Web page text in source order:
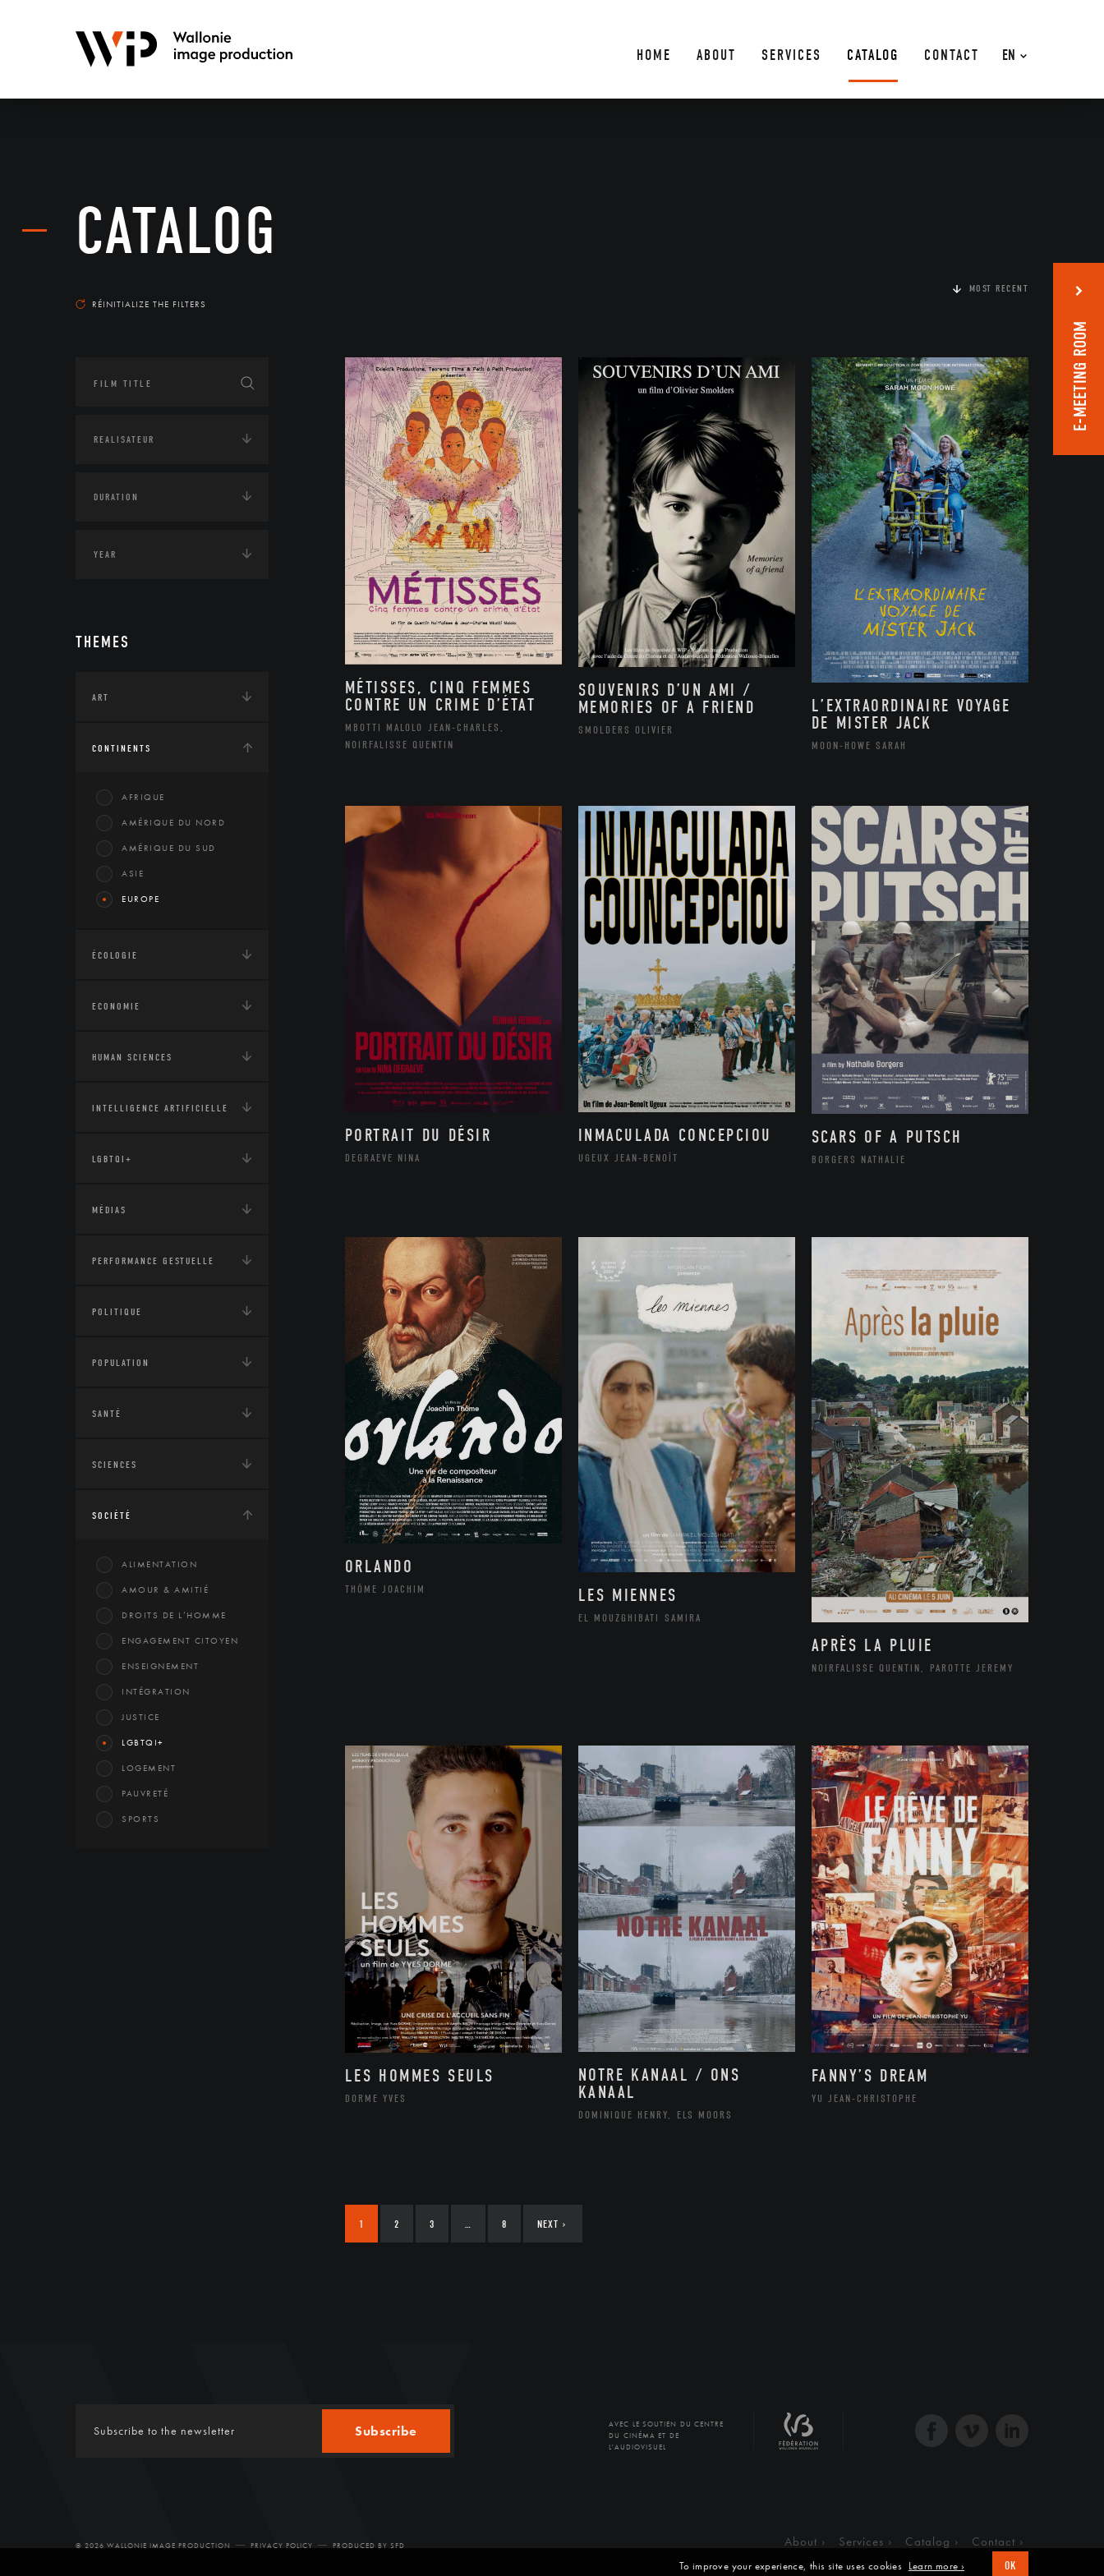
EN
HOME ABOUT SERVICES CATALOG CONTACT
CATALOG
RÉINITIALIZE THE FILTERS
THEMES
ART
CONTINENTS
AFRIQUE
AMÉRIQUE DU NORD
AMÉRIQUE DU SUD
ASIE
EUROPE
ÉCOLOGIE
ECONOMIE
HUMAN SCIENCES
INTELLIGENCE ARTIFICIELLE
LGBTQI+
MÉDIAS
PERFORMANCE GESTUELLE
POLITIQUE
POPULATION
SANTÉ
SCIENCES
SOCIÉTÉ
ALIMENTATION
AMOUR & AMITIÉ
DROITS DE L’HOMME
ENGAGEMENT CITOYEN
ENSEIGNEMENT
INTÉGRATION
JUSTICE
LGBTQI+
LOGEMENT
PAUVRETÉ
SPORTS
MOST RECENT
MÉTISSES, CINQ FEMMES
CONTRE UN CRIME D’ÉTAT
MBOTTI MALOLO JEAN-CHARLES,
NOIRFALISSE QUENTIN
SOUVENIRS D’UN AMI /
MEMORIES OF A FRIEND
SMOLDERS OLIVIER
L’EXTRAORDINAIRE VOYAGE
DE MISTER JACK
MOON-HOWE SARAH
PORTRAIT DU DÉSIR
DEGRAEVE NINA
INMACULADA CONCEPCIOU
UGEUX JEAN-BENOÎT
SCARS OF A PUTSCH
BORGERS NATHALIE
ORLANDO
THÔME JOACHIM LES MIENNES
EL MOUZGHIBATI SAMIRA
APRÈS LA PLUIE
NOIRFALISSE QUENTIN, PAROTTE JEREMY
LES HOMMES SEULS
DORME YVES
NOTRE KANAAL / ONS
KANAAL
DOMINIQUE HENRY, ELS MOORS
FANNY’S DREAM
YU JEAN-CHRISTOPHE
1 2 3 8 NEXT ›
Subscribe
AVEC LE SOUTIEN DU CENTRE
DU CINÉMA ET DE
L'AUDIOVISUEL
© 2026 WALLONIE IMAGE PRODUCTION PRIVACY POLICY PRODUCED BY SFD About Services Catalog Contact
E-MEETING ROOM
To improve your experience, this site uses cookies Learn more › OK